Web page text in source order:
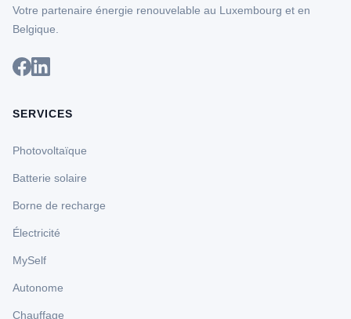
Votre partenaire énergie renouvelable au Luxembourg et en
Belgique.
SERVICES
Photovoltaïque
Batterie solaire
Borne de recharge
Électricité
MySelf
Autonome
Chauffage